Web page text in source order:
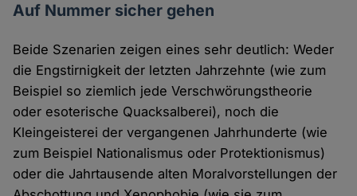
Auf Nummer sicher gehen
Beide Szenarien zeigen eines sehr deutlich: Weder
die Engstirnigkeit der letzten Jahrzehnte (wie zum
Beispiel so ziemlich jede Verschwörungstheorie
oder esoterische Quacksalberei), noch die
Kleingeisterei der vergangenen Jahrhunderte (wie
zum Beispiel Nationalismus oder Protektionismus)
oder die Jahrtausende alten Moralvorstellungen der